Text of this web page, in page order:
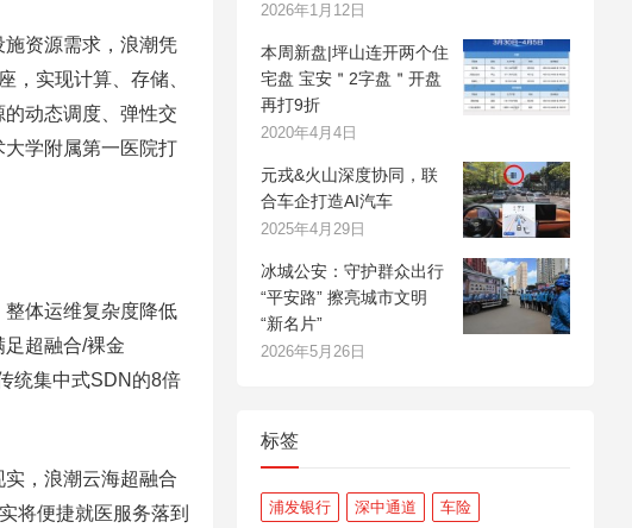
资源需求，浪潮凭
，实现计算、存储、
动态调度、弹性交
学附属第一医院打
体运维复杂度降低
超融合/裸金
统集中式SDN的8倍
，浪潮云海超融合
将便捷就医服务落到
2026年1月12日
本周新盘|坪山连开两个住
宅盘 宝安＂2字盘＂开盘
再打9折
2020年4月4日
元戎&火山深度协同，联
合车企打造AI汽车
2025年4月29日
冰城公安：守护群众出行
“平安路” 擦亮城市文明
“新名片”
2026年5月26日
标签
浦发银行 深中通道 车险